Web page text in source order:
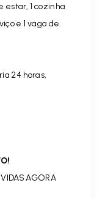
estar, 1 cozinha
e 1 vaga de
24 horas,
AGORA